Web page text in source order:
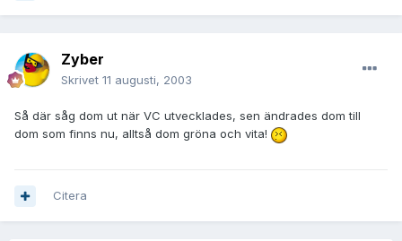
Zyber
Skrivet 11 augusti, 2003
Så där såg dom ut när VC utvecklades, sen ändrades dom till
dom som finns nu, alltså dom gröna och vita!
Citera